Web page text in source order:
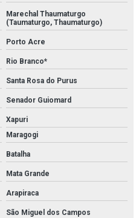
de calor
em válvulas de segurança
de válvula de segurança
de tubulação
de co2
Marechal Thaumaturgo
(Taumaturgo, Thaumaturgo)
Porto Acre
Rio Branco*
Santa Rosa do Purus
Senador Guiomard
Xapuri
Maragogi
Batalha
Mata Grande
Arapiraca
São Miguel dos Campos